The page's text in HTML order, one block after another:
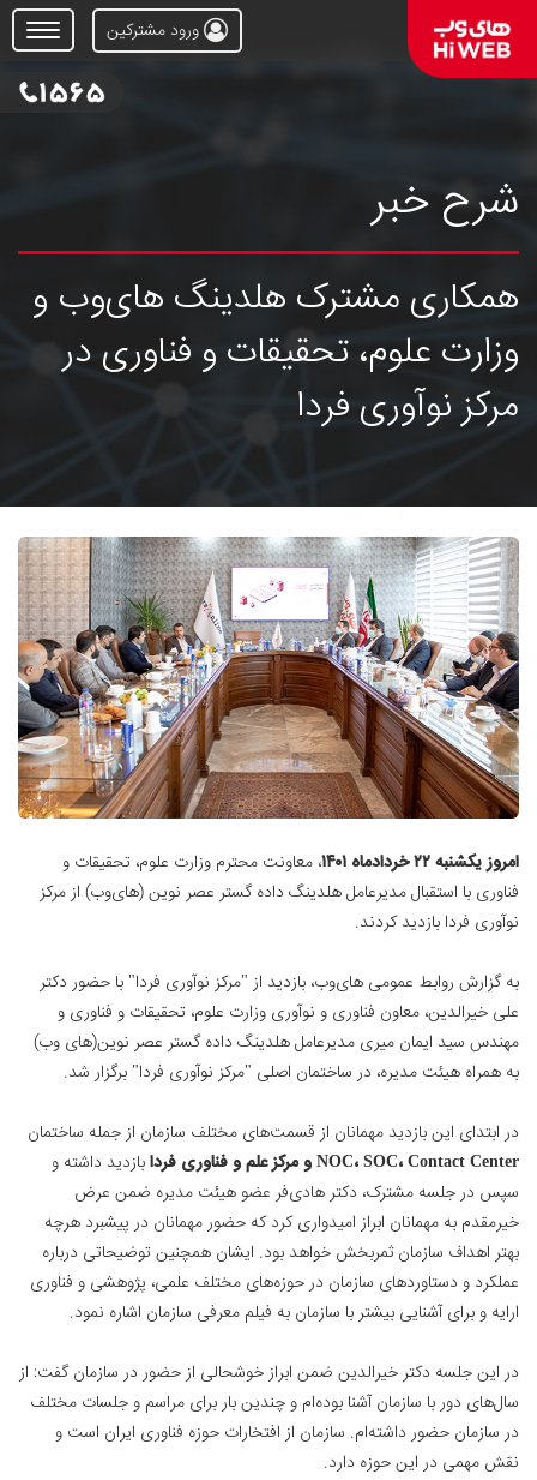
Open
Menu
ورود مشترکین
شرح خبر
همکاری مشترک هلدینگ های‌وب و
وزارت علوم، تحقیقات و فناوری در
مرکز نوآوری فردا
امروز یکشنبه ۲۲ خردادماه ۱۴۰۱
، معاونت محترم وزارت علوم، تحقیقات و
فناوری با استقبال مدیرعامل هلدینگ داده گستر عصر نوین (های‌وب) از مرکز
نوآوری فردا بازدید کردند.
به گزارش روابط عمومی های‌وب، بازدید از "مرکز نوآوری فردا" با حضور دکتر
علی خیرالدین، معاون فناوری و نوآوری وزارت علوم، تحقیقات و فناوری و
مهندس سید ایمان میری مدیرعامل هلدینگ داده گستر عصر نوین(های وب)
به همراه هیئت مدیره، در ساختمان اصلی "مرکز نوآوری فردا" برگزار شد.
در ابتدای این بازدید مهمانان از قسمت‌های مختلف سازمان از جمله ساختمان
NOC، SOC، Contact Center و مرکز علم و فناوری فردا
بازدید داشته و
سپس در جلسه مشترک، دکتر هادی‌فر عضو هیئت مدیره ضمن عرض
خیرمقدم به مهمانان ابراز امیدواری کرد که حضور مهمانان در پیشبرد هرچه
بهتر اهداف سازمان ثمربخش خواهد بود. ایشان همچنین توضیحاتی درباره
عملکرد و دستاوردهای سازمان در حوزه‌های مختلف علمی، پژوهشی و فناوری
ارایه و برای آشنایی بیشتر با سازمان به فیلم معرفی سازمان اشاره نمود.
در این جلسه دکتر خیرالدین ضمن ابراز خوشحالی از حضور در سازمان گفت: از
سال‌های دور با سازمان آشنا بوده‌ام و چندین بار برای مراسم و جلسات مختلف
در سازمان حضور داشته‌ام. سازمان از افتخارات حوزه فناوری ایران است و
نقش مهمی در این حوزه دارد.